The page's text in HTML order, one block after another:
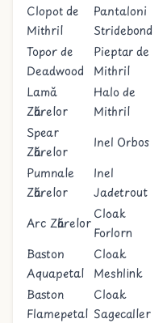
Clopot de
Mithril
Pantaloni
Stridebond
Topor de
Deadwood
Pieptar de
Mithril
Lamă
Zăbrelor
Halo de
Mithril
Spear
Zăbrelor
Inel Orbos
Pumnale
Zăbrelor
Inel
Jadetrout
Arc Zăbrelor
Cloak
Forlorn
Baston
Aquapetal
Cloak
Meshlink
Baston
Flamepetal
Cloak
Sagecaller